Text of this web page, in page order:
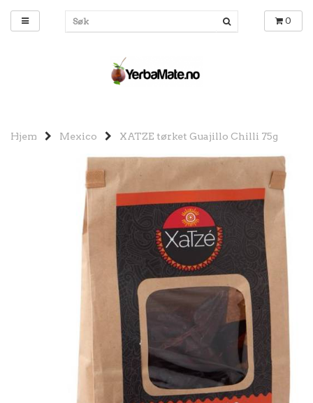
0
Hjem Mexico XATZE tørket Guajillo Chilli 75g